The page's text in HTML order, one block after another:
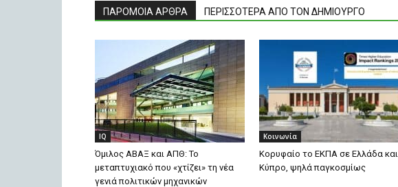
ΠΑΡΟΜΟΙΑ ΑΡΘΡΑ ΠΕΡΙΣΣΟΤΕΡΑ ΑΠΟ ΤΟΝ ΔΗΜΙΟΥΡΓΟ
IQ
Όμιλος ΑΒΑΞ και ΑΠΘ: Το
μεταπτυχιακό που «χτίζει» τη νέα
γενιά πολιτικών μηχανικών
Κοινωνία
Κορυφαίο το ΕΚΠΑ σε Ελλάδα και
Κύπρο, ψηλά παγκοσμίως